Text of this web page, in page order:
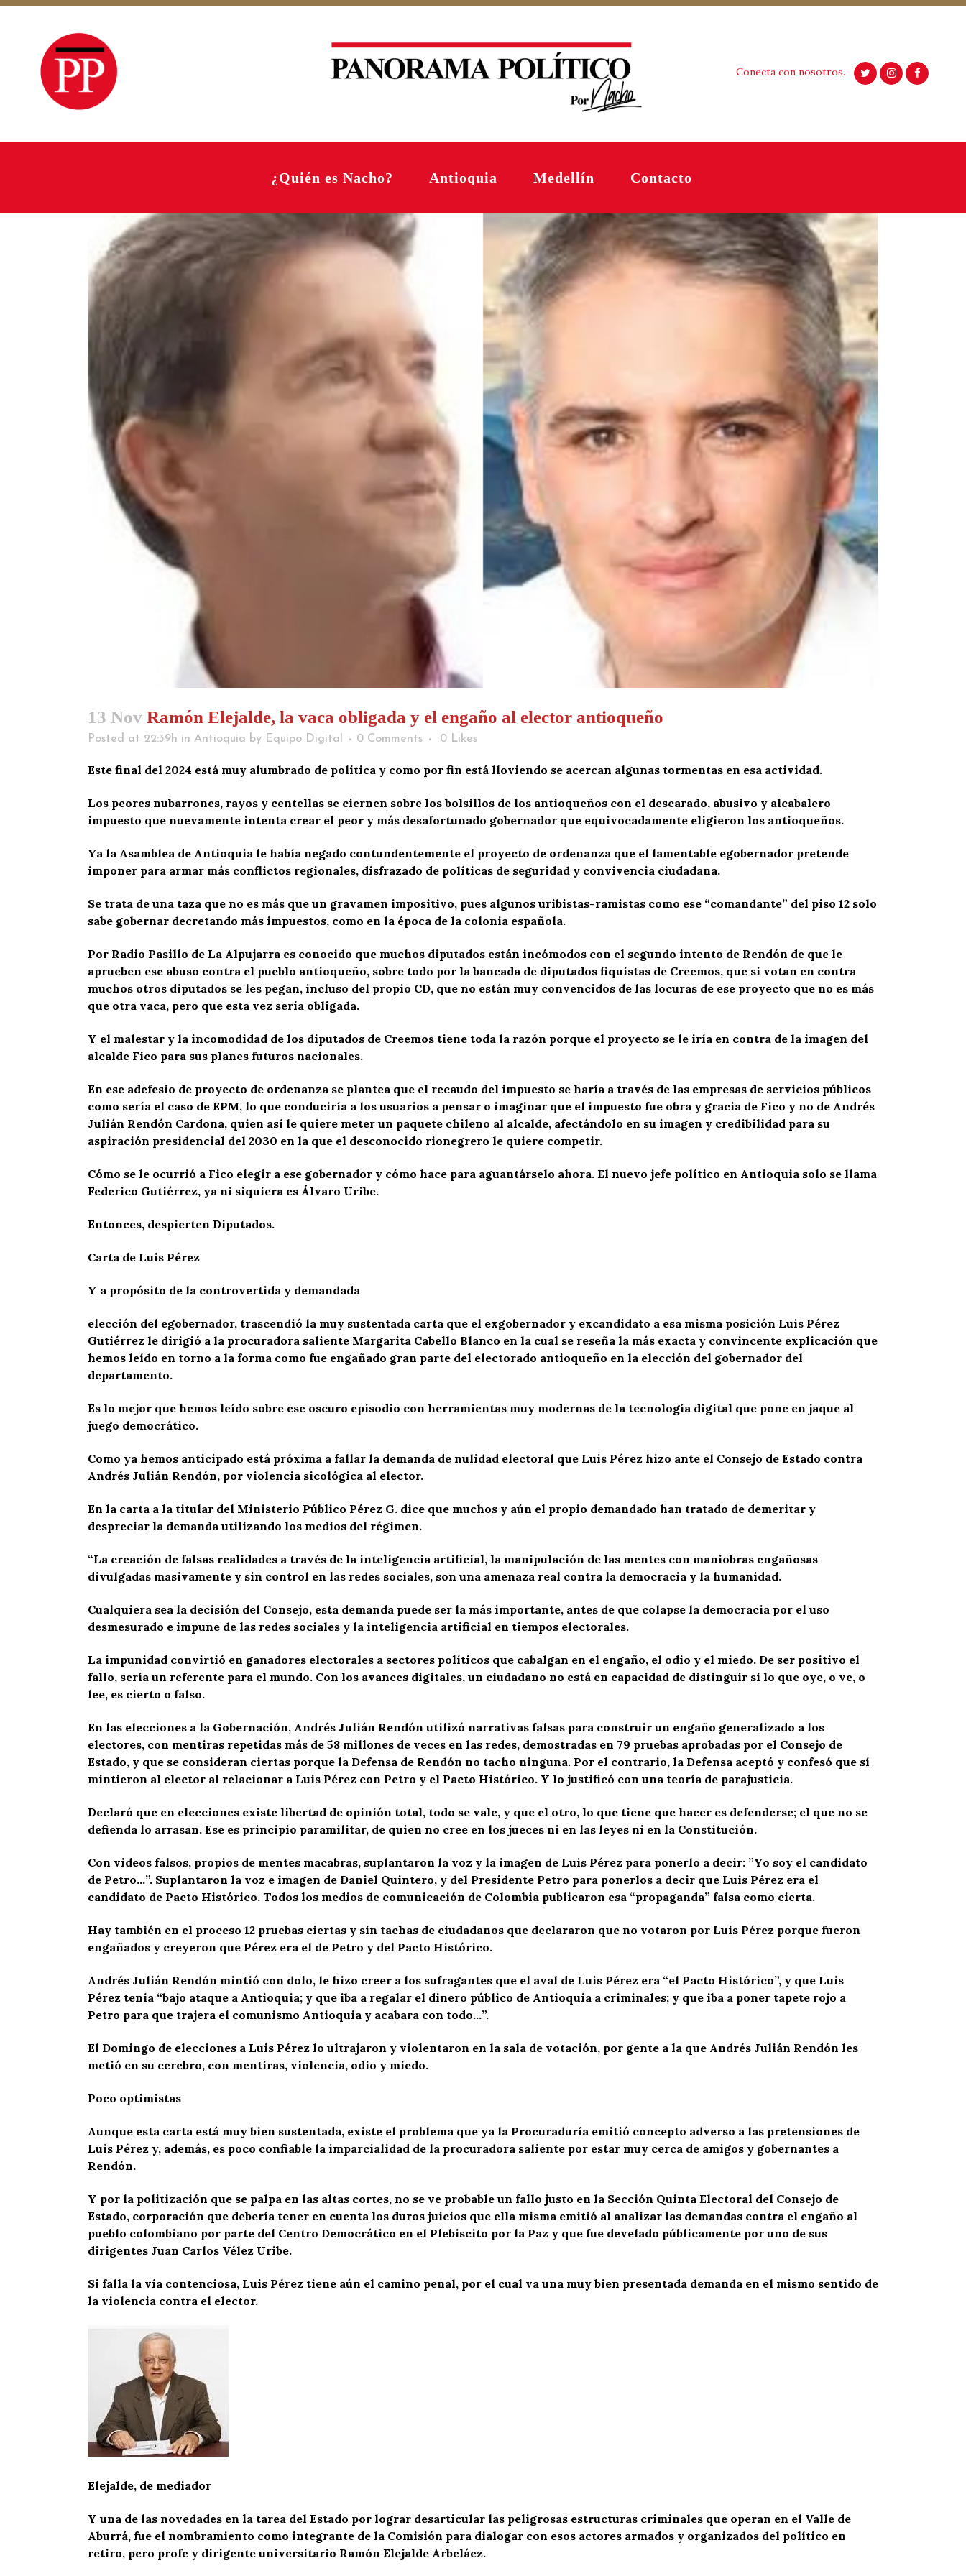
Conecta con nosotros.
¿Quién es Nacho? Antioquia Medellín Contacto
13 Nov Ramón Elejalde, la vaca obligada y el engaño al elector antioqueño
Posted at 22:39h in Antioquia by Equipo Digital 0 Comments 0 Likes
Este final del 2024 está muy alumbrado de política y como por fin está lloviendo se acercan algunas tormentas en esa actividad.
Los peores nubarrones, rayos y centellas se ciernen sobre los bolsillos de los antioqueños con el descarado, abusivo y alcabalero
impuesto que nuevamente intenta crear el peor y más desafortunado gobernador que equivocadamente eligieron los antioqueños.
Ya la Asamblea de Antioquia le había negado contundentemente el proyecto de ordenanza que el lamentable egobernador pretende
imponer para armar más conflictos regionales, disfrazado de políticas de seguridad y convivencia ciudadana.
Se trata de una taza que no es más que un gravamen impositivo, pues algunos uribistas-ramistas como ese “comandante” del piso 12 solo
sabe gobernar decretando más impuestos, como en la época de la colonia española.
Por Radio Pasillo de La Alpujarra es conocido que muchos diputados están incómodos con el segundo intento de Rendón de que le
aprueben ese abuso contra el pueblo antioqueño, sobre todo por la bancada de diputados fiquistas de Creemos, que si votan en contra
muchos otros diputados se les pegan, incluso del propio CD, que no están muy convencidos de las locuras de ese proyecto que no es más
que otra vaca, pero que esta vez sería obligada.
Y el malestar y la incomodidad de los diputados de Creemos tiene toda la razón porque el proyecto se le iría en contra de la imagen del
alcalde Fico para sus planes futuros nacionales.
En ese adefesio de proyecto de ordenanza se plantea que el recaudo del impuesto se haría a través de las empresas de servicios públicos
como sería el caso de EPM, lo que conduciría a los usuarios a pensar o imaginar que el impuesto fue obra y gracia de Fico y no de Andrés
Julián Rendón Cardona, quien así le quiere meter un paquete chileno al alcalde, afectándolo en su imagen y credibilidad para su
aspiración presidencial del 2030 en la que el desconocido rionegrero le quiere competir.
Cómo se le ocurrió a Fico elegir a ese gobernador y cómo hace para aguantárselo ahora. El nuevo jefe político en Antioquia solo se llama
Federico Gutiérrez, ya ni siquiera es Álvaro Uribe.
Entonces, despierten Diputados.
Carta de Luis Pérez
Y a propósito de la controvertida y demandada
elección del egobernador, trascendió la muy sustentada carta que el exgobernador y excandidato a esa misma posición Luis Pérez
Gutiérrez le dirigió a la procuradora saliente Margarita Cabello Blanco en la cual se reseña la más exacta y convincente explicación que
hemos leído en torno a la forma como fue engañado gran parte del electorado antioqueño en la elección del gobernador del
departamento.
Es lo mejor que hemos leído sobre ese oscuro episodio con herramientas muy modernas de la tecnología digital que pone en jaque al
juego democrático.
Como ya hemos anticipado está próxima a fallar la demanda de nulidad electoral que Luis Pérez hizo ante el Consejo de Estado contra
Andrés Julián Rendón, por violencia sicológica al elector.
En la carta a la titular del Ministerio Público Pérez G. dice que muchos y aún el propio demandado han tratado de demeritar y
despreciar la demanda utilizando los medios del régimen.
“La creación de falsas realidades a través de la inteligencia artificial, la manipulación de las mentes con maniobras engañosas
divulgadas masivamente y sin control en las redes sociales, son una amenaza real contra la democracia y la humanidad.
Cualquiera sea la decisión del Consejo, esta demanda puede ser la más importante, antes de que colapse la democracia por el uso
desmesurado e impune de las redes sociales y la inteligencia artificial en tiempos electorales.
La impunidad convirtió en ganadores electorales a sectores políticos que cabalgan en el engaño, el odio y el miedo. De ser positivo el
fallo, sería un referente para el mundo. Con los avances digitales, un ciudadano no está en capacidad de distinguir si lo que oye, o ve, o
lee, es cierto o falso.
En las elecciones a la Gobernación, Andrés Julián Rendón utilizó narrativas falsas para construir un engaño generalizado a los
electores, con mentiras repetidas más de 58 millones de veces en las redes, demostradas en 79 pruebas aprobadas por el Consejo de
Estado, y que se consideran ciertas porque la Defensa de Rendón no tacho ninguna. Por el contrario, la Defensa aceptó y confesó que sí
mintieron al elector al relacionar a Luis Pérez con Petro y el Pacto Histórico. Y lo justificó con una teoría de parajusticia.
Declaró que en elecciones existe libertad de opinión total, todo se vale, y que el otro, lo que tiene que hacer es defenderse; el que no se
defienda lo arrasan. Ese es principio paramilitar, de quien no cree en los jueces ni en las leyes ni en la Constitución.
Con videos falsos, propios de mentes macabras, suplantaron la voz y la imagen de Luis Pérez para ponerlo a decir: ”Yo soy el candidato
de Petro…”. Suplantaron la voz e imagen de Daniel Quintero, y del Presidente Petro para ponerlos a decir que Luis Pérez era el
candidato de Pacto Histórico. Todos los medios de comunicación de Colombia publicaron esa “propaganda” falsa como cierta.
Hay también en el proceso 12 pruebas ciertas y sin tachas de ciudadanos que declararon que no votaron por Luis Pérez porque fueron
engañados y creyeron que Pérez era el de Petro y del Pacto Histórico.
Andrés Julián Rendón mintió con dolo, le hizo creer a los sufragantes que el aval de Luis Pérez era “el Pacto Histórico”, y que Luis
Pérez tenía “bajo ataque a Antioquia; y que iba a regalar el dinero público de Antioquia a criminales; y que iba a poner tapete rojo a
Petro para que trajera el comunismo Antioquia y acabara con todo…”.
El Domingo de elecciones a Luis Pérez lo ultrajaron y violentaron en la sala de votación, por gente a la que Andrés Julián Rendón les
metió en su cerebro, con mentiras, violencia, odio y miedo.
Poco optimistas
Aunque esta carta está muy bien sustentada, existe el problema que ya la Procuraduría emitió concepto adverso a las pretensiones de
Luis Pérez y, además, es poco confiable la imparcialidad de la procuradora saliente por estar muy cerca de amigos y gobernantes a
Rendón.
Y por la politización que se palpa en las altas cortes, no se ve probable un fallo justo en la Sección Quinta Electoral del Consejo de
Estado, corporación que debería tener en cuenta los duros juicios que ella misma emitió al analizar las demandas contra el engaño al
pueblo colombiano por parte del Centro Democrático en el Plebiscito por la Paz y que fue develado públicamente por uno de sus
dirigentes Juan Carlos Vélez Uribe.
Si falla la vía contenciosa, Luis Pérez tiene aún el camino penal, por el cual va una muy bien presentada demanda en el mismo sentido de
la violencia contra el elector.
Elejalde, de mediador
Y una de las novedades en la tarea del Estado por lograr desarticular las peligrosas estructuras criminales que operan en el Valle de
Aburrá, fue el nombramiento como integrante de la Comisión para dialogar con esos actores armados y organizados del político en
retiro, pero profe y dirigente universitario Ramón Elejalde Arbeláez.